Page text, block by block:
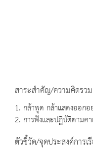
สาระสำคัญ/ความคิดรว
1. กล้าพูด กล้าแสดงออกอ
2. การฟังและปฏิบัติตามค
ตัวชี้วัด/จุดประสงค์การเ